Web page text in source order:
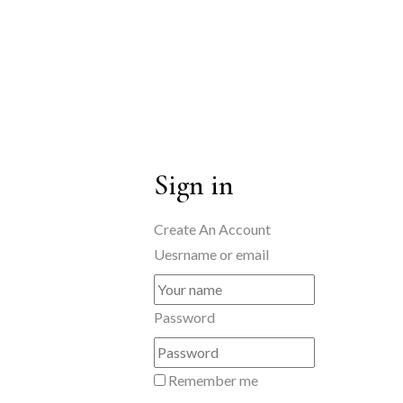
Sign in
Create An Account
Uesrname or email
Password
Remember me